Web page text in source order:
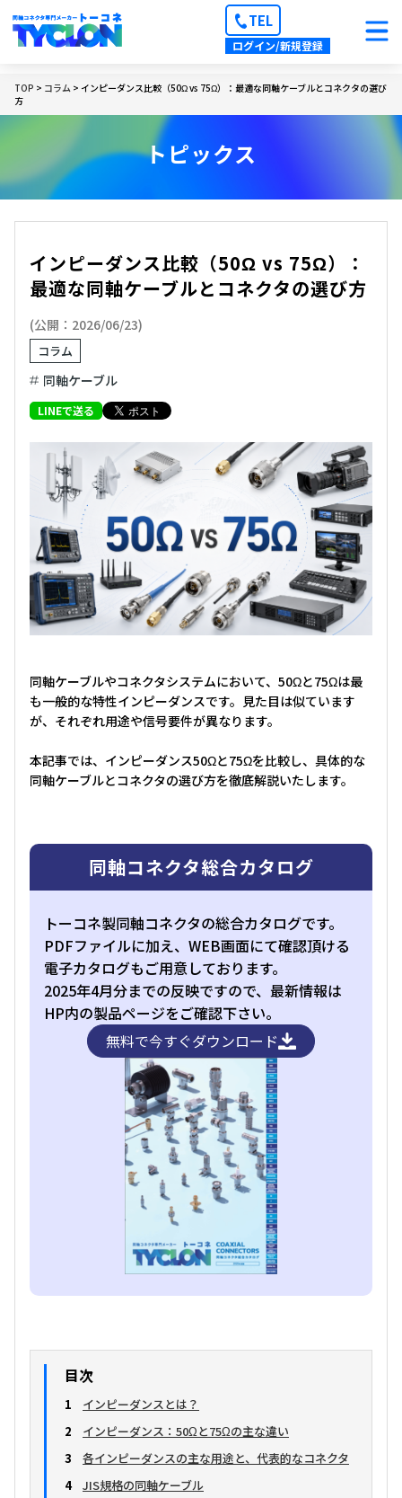
TEL
ログイン/新規登録
TOP > コラム > インピーダンス比較（50Ω vs 75Ω）：最適な同軸ケーブルとコネクタの選び
方
トピックス
インピーダンス比較（50Ω vs 75Ω）：
最適な同軸ケーブルとコネクタの選び方
(公開：2026/06/23)
コラム
同軸ケーブル
LINEで送る
同軸ケーブルやコネクタシステムにおいて、50Ωと75Ωは最
も一般的な特性インピーダンスです。見た目は似ています
が、それぞれ用途や信号要件が異なります。
本記事では、インピーダンス50Ωと75Ωを比較し、具体的な
同軸ケーブルとコネクタの選び方を徹底解説いたします。
同軸コネクタ総合カタログ
トーコネ製同軸コネクタの総合カタログです。
PDFファイルに加え、WEB画面にて確認頂ける
電子カタログもご用意しております。
2025年4月分までの反映ですので、最新情報は
HP内の製品ページをご確認下さい。
無料で今すぐダウンロード
目次
1
インピーダンスとは？
2
インピーダンス：50Ωと75Ωの主な違い
3
各インピーダンスの主な用途と、代表的なコネクタ
4
JIS規格の同軸ケーブル